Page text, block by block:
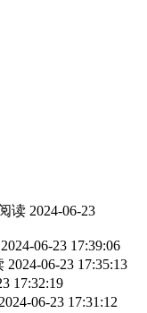
读 2024-06-23
06-23 17:39:06
2024-06-23 17:35:13
17:32:19
06-23 17:31:12